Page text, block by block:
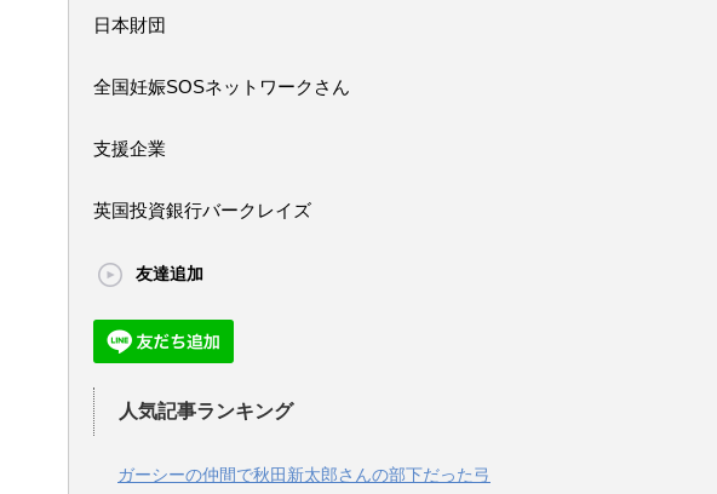
日本財団
全国妊娠SOSネットワークさん
支援企業
英国投資銀行バークレイズ
友達追加
人気記事ランキング
ガーシーの仲間で秋田新太郎さんの部下だった弓